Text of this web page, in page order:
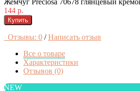
144 р.
Купить
Отзывы: 0 / Написать отзыв
Все о товаре
Характеристики
Отзывов (0)
NEW